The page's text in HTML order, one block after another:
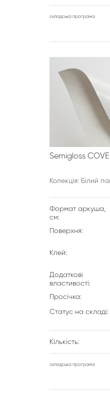
складська програма
Semigloss
Колекція: Білий
Формат аркуша,
см:
Поверхня:
Клей:
Додаткові
властивості:
Просічка:
Статус на складі:
Кількість:
складська програма